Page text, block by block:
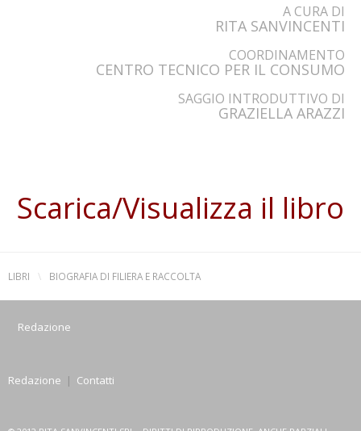
A CURA DI
RITA SANVINCENTI
COORDINAMENTO
CENTRO TECNICO PER IL CONSUMO
SAGGIO INTRODUTTIVO DI
GRAZIELLA ARAZZI
Scarica/Visualizza il libro
LIBRI \ BIOGRAFIA DI FILIERA E RACCOLTA
Redazione
Redazione | Contatti